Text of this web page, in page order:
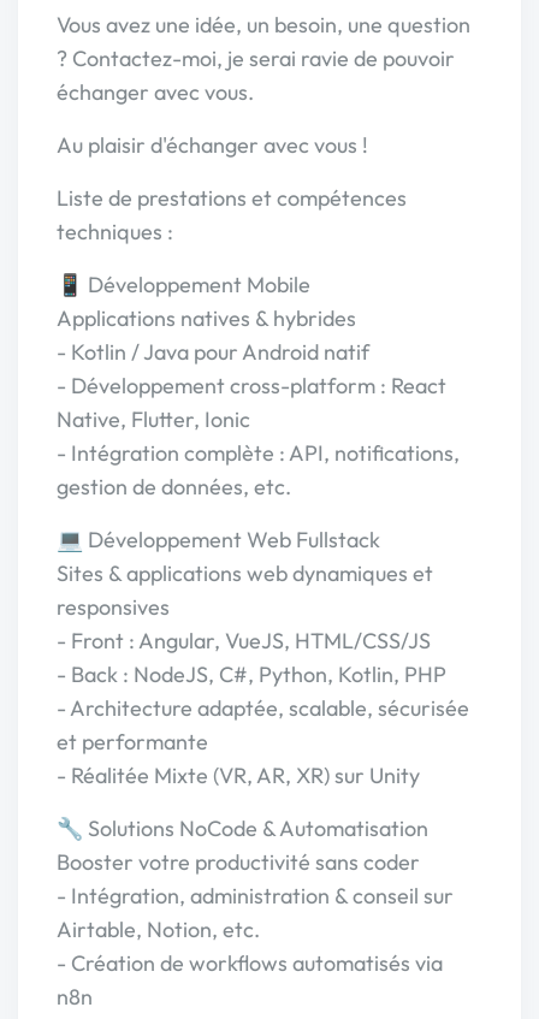
Vous avez une idée, un besoin, une question
? Contactez-moi, je serai ravie de pouvoir
échanger avec vous.
Au plaisir d'échanger avec vous !
Liste de prestations et compétences
techniques :
📱 Développement Mobile
Applications natives & hybrides
- Kotlin / Java pour Android natif
- Développement cross-platform : React
Native, Flutter, Ionic
- Intégration complète : API, notifications,
gestion de données, etc.
💻 Développement Web Fullstack
Sites & applications web dynamiques et
responsives
- Front : Angular, VueJS, HTML/CSS/JS
- Back : NodeJS, C#, Python, Kotlin, PHP
- Architecture adaptée, scalable, sécurisée
et performante
- Réalitée Mixte (VR, AR, XR) sur Unity
🔧 Solutions NoCode & Automatisation
Booster votre productivité sans coder
- Intégration, administration & conseil sur
Airtable, Notion, etc.
- Création de workflows automatisés via
n8n